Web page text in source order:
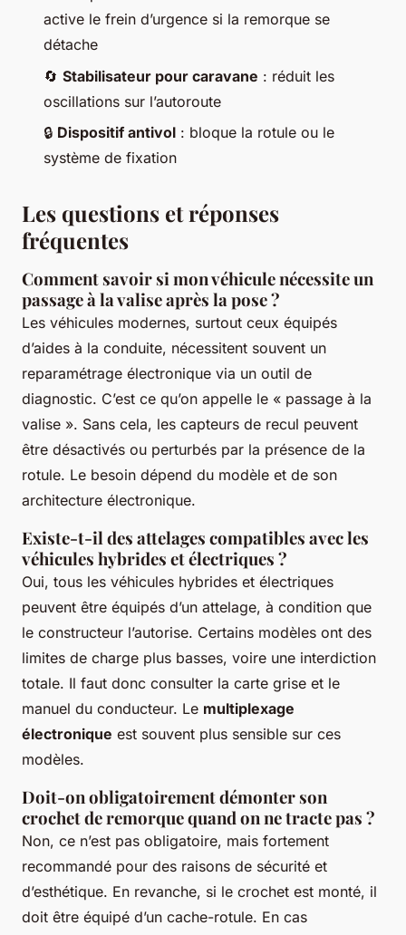
active le frein d’urgence si la remorque se
détache
🔄 Stabilisateur pour caravane : réduit les
oscillations sur l’autoroute
🔒 Dispositif antivol : bloque la rotule ou le
système de fixation
Les questions et réponses
fréquentes
Comment savoir si mon véhicule nécessite un
passage à la valise après la pose ?
Les véhicules modernes, surtout ceux équipés
d’aides à la conduite, nécessitent souvent un
reparamétrage électronique via un outil de
diagnostic. C’est ce qu’on appelle le « passage à la
valise ». Sans cela, les capteurs de recul peuvent
être désactivés ou perturbés par la présence de la
rotule. Le besoin dépend du modèle et de son
architecture électronique.
Existe-t-il des attelages compatibles avec les
véhicules hybrides et électriques ?
Oui, tous les véhicules hybrides et électriques
peuvent être équipés d’un attelage, à condition que
le constructeur l’autorise. Certains modèles ont des
limites de charge plus basses, voire une interdiction
totale. Il faut donc consulter la carte grise et le
manuel du conducteur. Le multiplexage
électronique est souvent plus sensible sur ces
modèles.
Doit-on obligatoirement démonter son
crochet de remorque quand on ne tracte pas ?
Non, ce n’est pas obligatoire, mais fortement
recommandé pour des raisons de sécurité et
d’esthétique. En revanche, si le crochet est monté, il
doit être équipé d’un cache-rotule. En cas